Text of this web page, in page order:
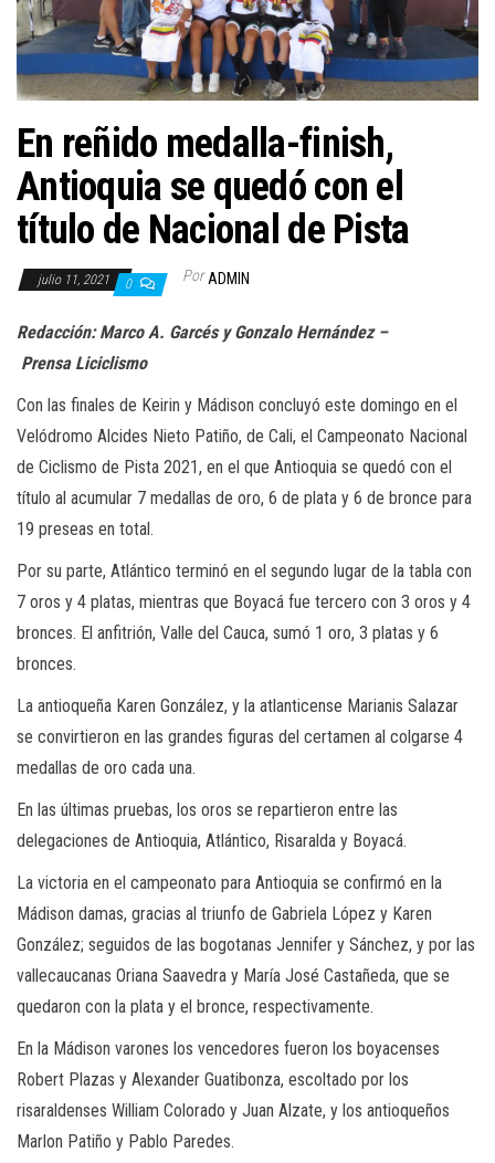
c
i
ó
En reñido medalla-finish,
Antioquia se quedó con el
título de Nacional de Pista
julio 11, 2021 0 Por ADMIN
Redacción: Marco A. Garcés y Gonzalo Hernández –
Prensa Liciclismo
Con las finales de Keirin y Mádison concluyó este domingo en el
Velódromo Alcides Nieto Patiño, de Cali, el Campeonato Nacional
de Ciclismo de Pista 2021, en el que Antioquia se quedó con el
título al acumular 7 medallas de oro, 6 de plata y 6 de bronce para
19 preseas en total.
Por su parte, Atlántico terminó en el segundo lugar de la tabla con
7 oros y 4 platas, mientras que Boyacá fue tercero con 3 oros y 4
bronces. El anfitrión, Valle del Cauca, sumó 1 oro, 3 platas y 6
bronces.
La antioqueña Karen González, y la atlanticense Marianis Salazar
se convirtieron en las grandes figuras del certamen al colgarse 4
medallas de oro cada una.
En las últimas pruebas, los oros se repartieron entre las
delegaciones de Antioquia, Atlántico, Risaralda y Boyacá.
La victoria en el campeonato para Antioquia se confirmó en la
Mádison damas, gracias al triunfo de Gabriela López y Karen
González; seguidos de las bogotanas Jennifer y Sánchez, y por las
vallecaucanas Oriana Saavedra y María José Castañeda, que se
quedaron con la plata y el bronce, respectivamente.
En la Mádison varones los vencedores fueron los boyacenses
Robert Plazas y Alexander Guatibonza, escoltado por los
risaraldenses William Colorado y Juan Alzate, y los antioqueños
Marlon Patiño y Pablo Paredes.